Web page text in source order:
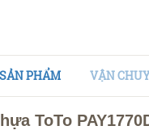
PHẨM VẬN
ToTo